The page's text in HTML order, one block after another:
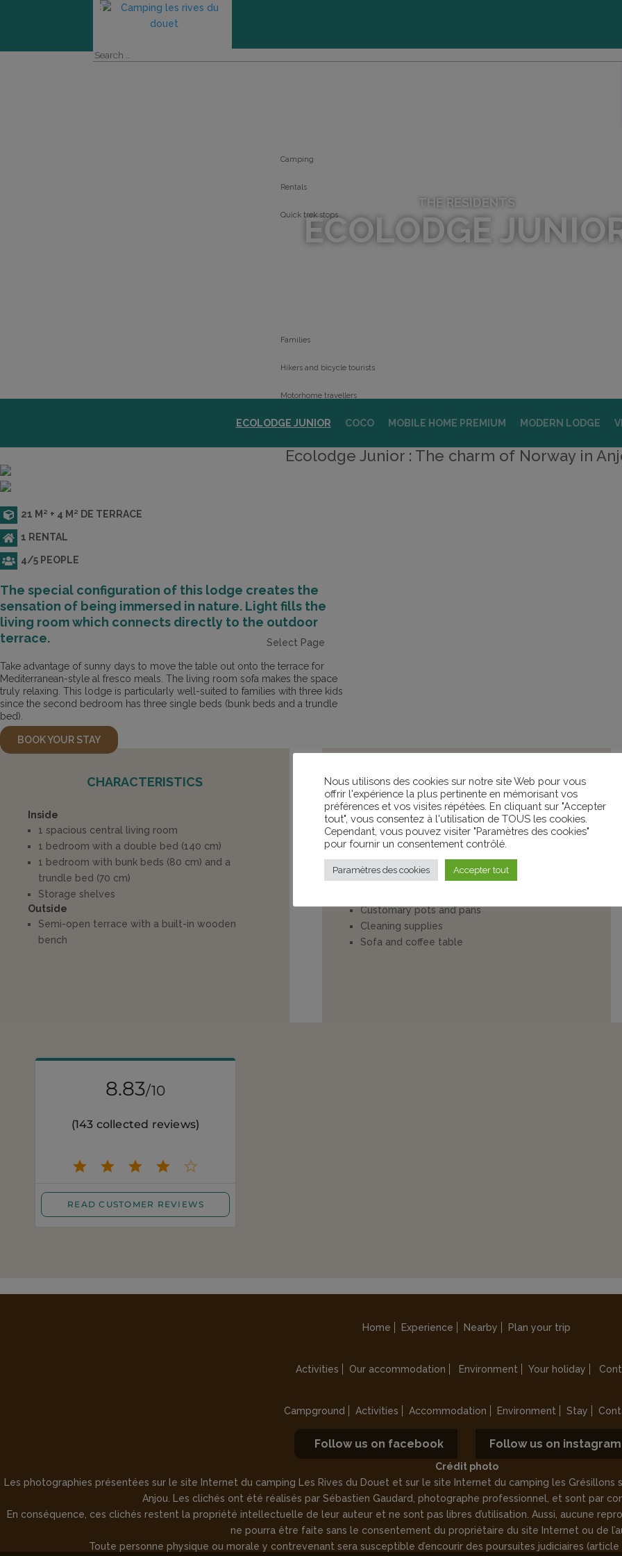
Camping
Rentals
Quick trek stops
Families
Hikers and bicycle tourists
Motorhome travellers
Children’s groups
CONTACT
Select Page
THE RESIDENTS
ECOLODGE
ECOLODGE JUNIOR COCO MOBILE HOME PREMIUM MODERN LODGE
Ecolodge Junior : The charm of Norway in
21 M² + 4 M² DE TERRACE
1 RENTAL
4/5 PEOPLE
The special configuration of this lodge creates the
sensation of being immersed in nature. Light fills the
living room which connects directly to the outdoor
terrace.
Take advantage of sunny days to move the table out onto the terrace for
Mediterranean-style al fresco meals. The living room sofa makes the space
truly relaxing. This lodge is particularly well-suited to families with three kids
since the second bedroom has three single beds (bunk beds and a trundle
bed).
BOOK YOUR STAY
CHARACTERISTICS
Inside
1 spacious central living room
1 bedroom with a double bed (140 cm)
1 bedroom with bunk beds (80 cm) and a
trundle bed (70 cm)
Storage shelves
Outside
Semi-open terrace with a built-in wooden
bench
AMENITIES
Inside
Kitchenette with induction cooktop
Table and stools made of Nordic wood
Mini-fridge/freezer
Customary pots and pans
Cleaning supplies
Sofa and coffee table
Home Experience Nearby Plan your trip
Activities Our accommodation Environment Your holiday
Campground Activities Accommodation Environment Stay
Follow us on facebook Follow us on instagram
Crédit photo
Les photographies présentées sur le site Internet du camping Les Rives du Douet et sur le site Internet du camping les
Anjou. Les clichés ont été réalisés par Sébastien Gaudard, photographe professionnel, et sont par
En conséquence, ces clichés restent la propriété intellectuelle de leur auteur et ne sont pas libres d’utilisation. Aussi, aucune
ne pourra être faite sans le consentement du propriétaire du site Internet ou de
Toute personne physique ou morale y contrevenant sera susceptible d’encourir des poursuites judiciaires
Nous utilisons des cookies sur notre site Web pour vous
offrir l'expérience la plus pertinente en mémorisant vos
préférences et vos visites répétées. En cliquant sur "Accepter
tout", vous consentez à l'utilisation de TOUS les cookies.
Cependant, vous pouvez visiter "Paramètres des cookies"
pour fournir un consentement contrôlé.
Paramètres des cookies Accepter tout